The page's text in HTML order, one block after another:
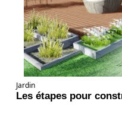
Jardin
Les étapes pour